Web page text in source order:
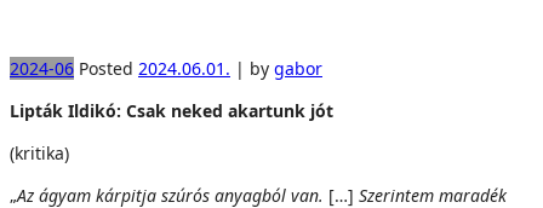
2024-06 Posted 2024.06.01. | by gabor
Lipták Ildikó: Csak neked akartunk jót
(kritika)
„Az ágyam kárpitja szúrós anyagból van. […] Szerintem maradék